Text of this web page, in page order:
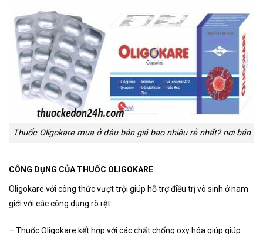
Thuốc Oligokare mua ở đâu bán giá bao nhiêu rẻ nhất? nơi bán
CÔNG DỤNG CỦA THUỐC OLIGOKARE
Oligokare với công thức vượt trội giúp hỗ trợ điều trị vô sinh ở nam
giới với các công dụng rõ rệt:
– Thuốc Oligokare kết hợp với các chất chống oxy hóa giúp giúp